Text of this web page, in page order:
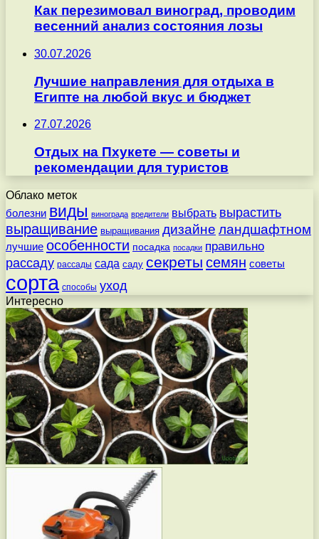
Как перезимовал виноград, проводим
весенний анализ состояния лозы
30.07.2026
Лучшие направления для отдыха в
Египте на любой вкус и бюджет
27.07.2026
Отдых на Пхукете — советы и
рекомендации для туристов
Облако меток
болезни виды винограда вредители выбрать вырастить
выращивание выращивания дизайне ландшафтном
лучшие особенности посадка посадки правильно
рассаду рассады сада саду секреты семян советы
сорта способы уход
Интересно